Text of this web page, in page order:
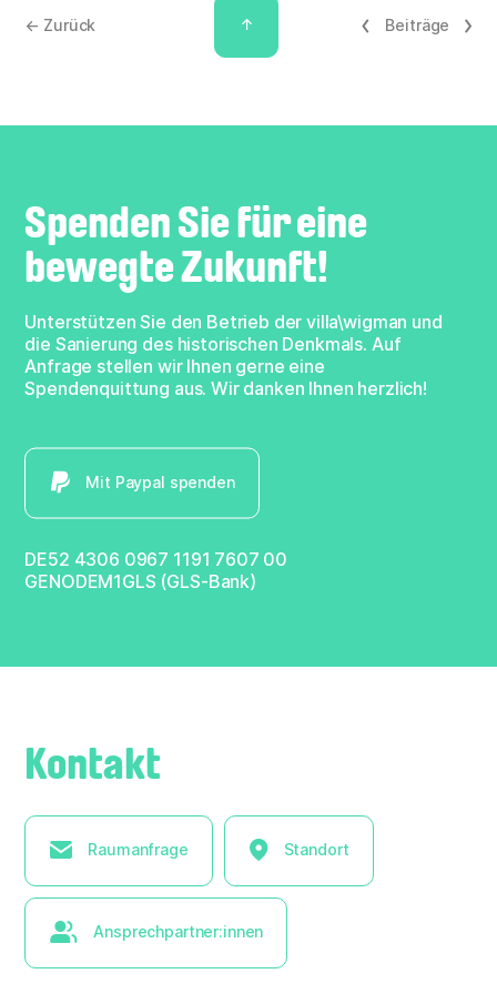
← Zurück ↑ Beiträge
Spenden Sie für eine
bewegte Zukunft!
Unterstützen Sie den Betrieb der villa\wigman und
die Sanierung des historischen Denkmals. Auf
Anfrage stellen wir Ihnen gerne eine
Spendenquittung aus. Wir danken Ihnen herzlich!
Mit Paypal spenden
DE52 4306 0967 1191 7607 00
GENODEM1GLS (GLS-Bank)
Kontakt
Raumanfrage Standort
Ansprechpartner:innen